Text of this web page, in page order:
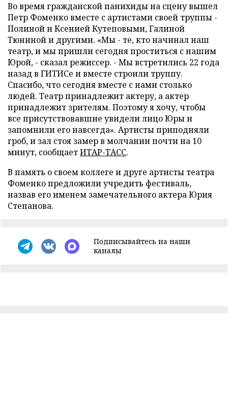
Во время гражданской панихиды на сцену вышел
Петр Фоменко вместе с артистами своей труппы -
Полиной и Ксенией Кутеповыми, Галиной
Тюниной и другими. «Мы - те, кто начинал наш
театр, и мы пришли сегодня проститься с нашим
Юрой, - сказал режиссер. - Мы встретились 22 года
назад в ГИТИСе и вместе строили труппу.
Спасибо, что сегодня вместе с нами столько
людей. Театр принадлежит актеру, а актер
принадлежит зрителям. Поэтому я хочу, чтобы
все присутствовавшие увидели лицо Юры и
запомнили его навсегда». Артисты приподняли
гроб, и зал стоя замер в молчании почти на 10
минут, сообщаетИТАР-ТАСС.
В память о своем коллеге и друге артисты театра
Фоменко предложили учредить фестиваль,
назвав его именем замечательного актера Юрия
Степанова.
Подписывайтесь на наши
каналы